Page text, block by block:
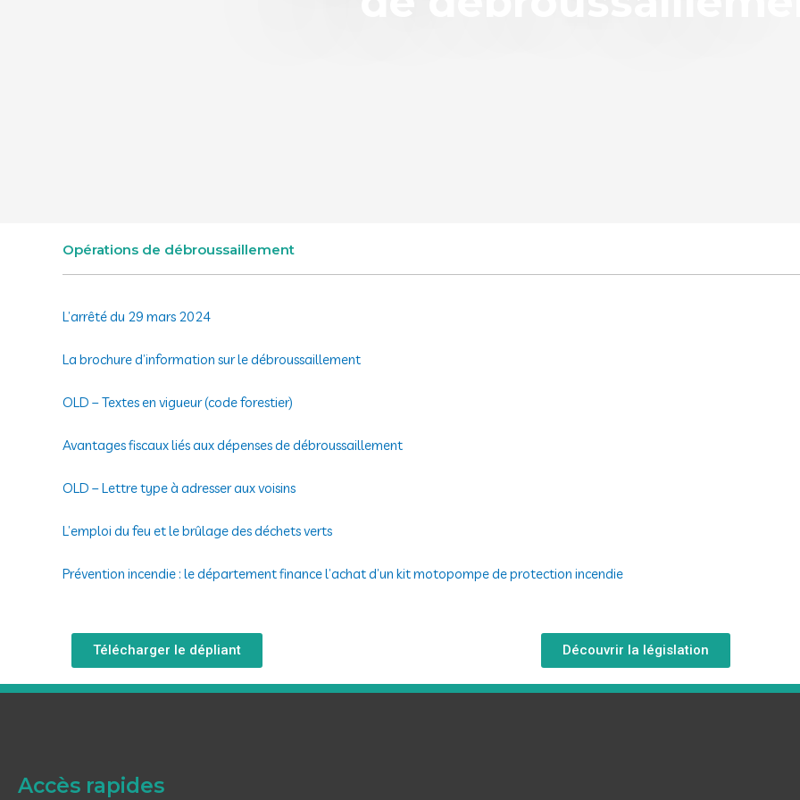
Opérations de débroussaillement
L’arrêté du 29 mars 2024
La brochure d’information sur le débroussaillement
OLD – Textes en vigueur (code forestier)
Avantages fiscaux liés aux dépenses de débroussaillement
OLD – Lettre type à adresser aux voisins
L’emploi du feu et le brûlage des déchets verts
Prévention incendie : le département finance l’achat d’un kit motopompe de protection incendie
Télécharger le dépliant Découvrir la législation
Accès rapides